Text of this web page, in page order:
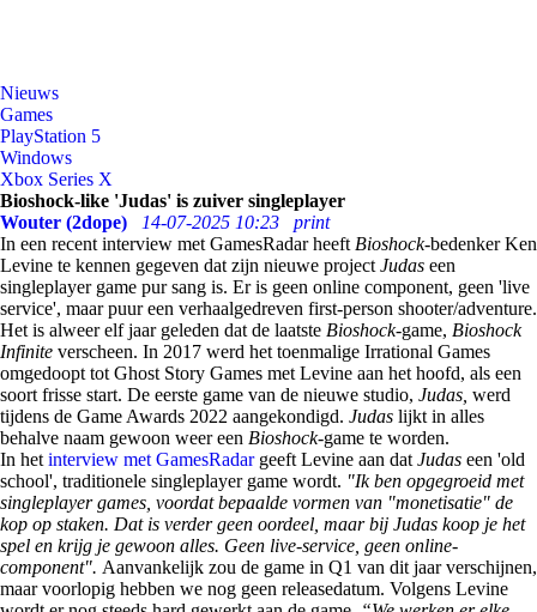
Nieuws
Games
PlayStation 5
Windows
Xbox Series X
Bioshock-like 'Judas' is zuiver singleplayer
Wouter (2dope)
14-07-2025 10:23
print
In een recent interview met GamesRadar heeft Bioshock-bedenker Ken
Levine te kennen gegeven dat zijn nieuwe project Judas een
singleplayer game pur sang is. Er is geen online component, geen 'live
service', maar puur een verhaalgedreven first-person shooter/adventure.
Het is alweer elf jaar geleden dat de laatste Bioshock-game, Bioshock
Infinite verscheen. In 2017 werd het toenmalige Irrational Games
omgedoopt tot Ghost Story Games met Levine aan het hoofd, als een
soort frisse start. De eerste game van de nieuwe studio, Judas, werd
tijdens de Game Awards 2022 aangekondigd. Judas lijkt in alles
behalve naam gewoon weer een Bioshock-game te worden.
In het interview met GamesRadargeeft Levine aan dat Judas een 'old
school', traditionele singleplayer game wordt. "Ik ben opgegroeid met
singleplayer games, voordat bepaalde vormen van "monetisatie" de
kop op staken. Dat is verder geen oordeel, maar bij Judas koop je het
spel en krijg je gewoon alles. Geen live-service, geen online-
component". Aanvankelijk zou de game in Q1 van dit jaar verschijnen,
maar voorlopig hebben we nog geen releasedatum. Volgens Levine